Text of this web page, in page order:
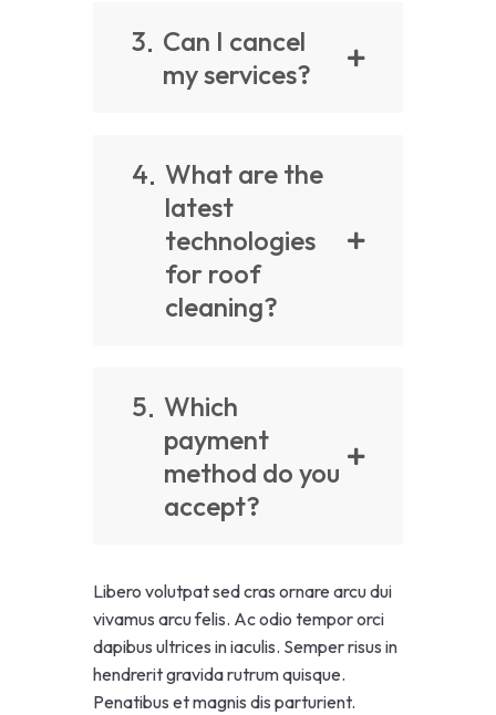
3 Can I cancel
my services?
4 What are the
latest
technologies
for roof
cleaning?
5 Which
payment
method do you
accept?
Libero volutpat sed cras ornare arcu dui
vivamus arcu felis. Ac odio tempor orci
dapibus ultrices in iaculis. Semper risus in
hendrerit gravida rutrum quisque.
Penatibus et magnis dis parturient.